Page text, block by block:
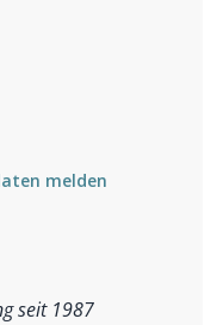
melden
seit 1987